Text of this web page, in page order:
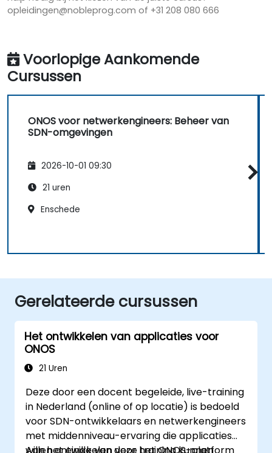
opleidingen@nobleprog.com of +31 208 080 666
Voorlopige Aankomende
Cursussen
ONOS voor netwerkengineers: Beheer van
SDN-omgevingen
2026-10-01 09:30
21 uren
Enschede
Gerelateerde cursussen
Het ontwikkelen van applicaties voor
ONOS
21 Uren
Deze door een docent begeleide, live-training
in Nederland (online of op locatie) is bedoeld
voor SDN-ontwikkelaars en netwerkengineers
met middenniveau-ervaring die applicaties
willen ontwikkelen voor het ONOS-platform
Aan het einde van deze training kunnen